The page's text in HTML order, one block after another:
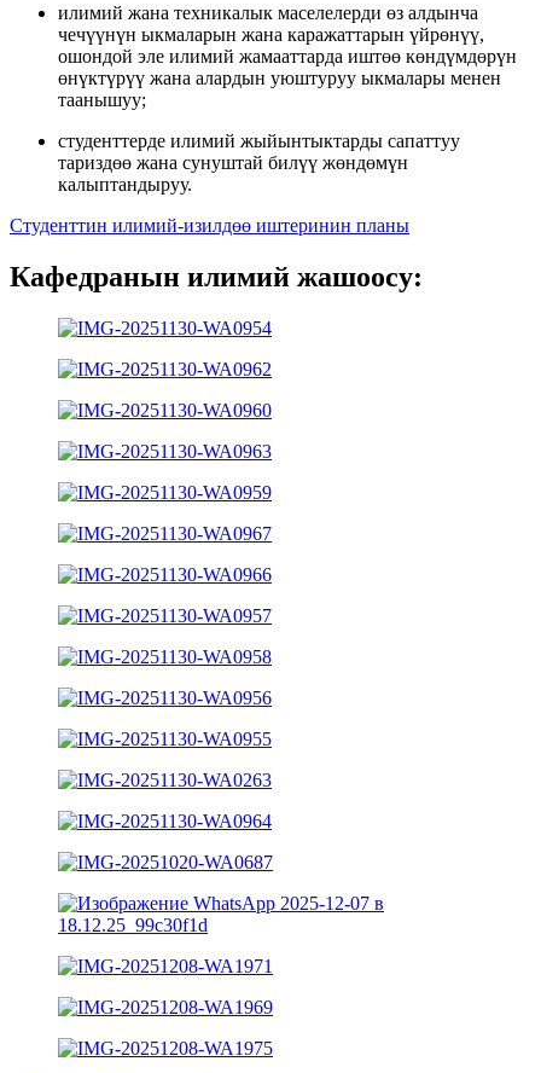
илимий жана техникалык маселелерди өз алдынча
чечүүнүн ыкмаларын жана каражаттарын үйрөнүү,
ошондой эле илимий жамааттарда иштөө көндүмдөрүн
өнүктүрүү жана алардын уюштуруу ыкмалары менен
таанышуу;
студенттерде илимий жыйынтыктарды сапаттуу
тариздөө жана сунуштай билүү жөндөмүн
калыптандыруу.
Студенттин илимий-изилдөө иштеринин планы
Кафедранын илимий жашоосу: